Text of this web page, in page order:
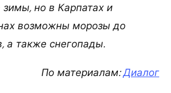
но в Карпатах и
возможны морозы до
а также снегопады.
По материалам:Диалог